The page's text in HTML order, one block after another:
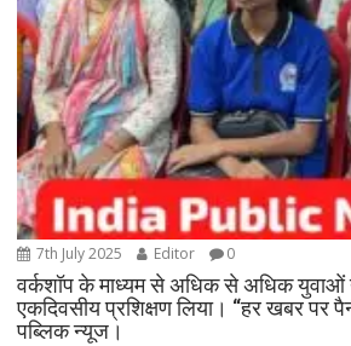
7th July 2025 Editor 0
वर्कशॉप के माध्यम से अधिक से अधिक युवाओं
एकदिवसीय प्रशिक्षण लिया। “हर खबर पर
पब्लिक न्यूज।